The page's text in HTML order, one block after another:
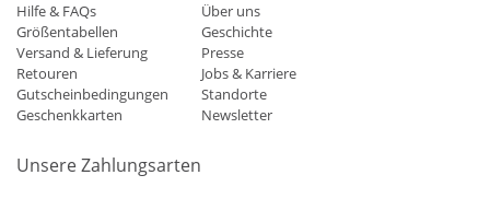
Hilfe & FAQs
Größentabellen
Versand & Lieferung
Retouren
Gutscheinbedingungen
Geschenkkarten
Über uns
Geschichte
Presse
Jobs & Karriere
Standorte
Newsletter
Unsere Zahlungsarten